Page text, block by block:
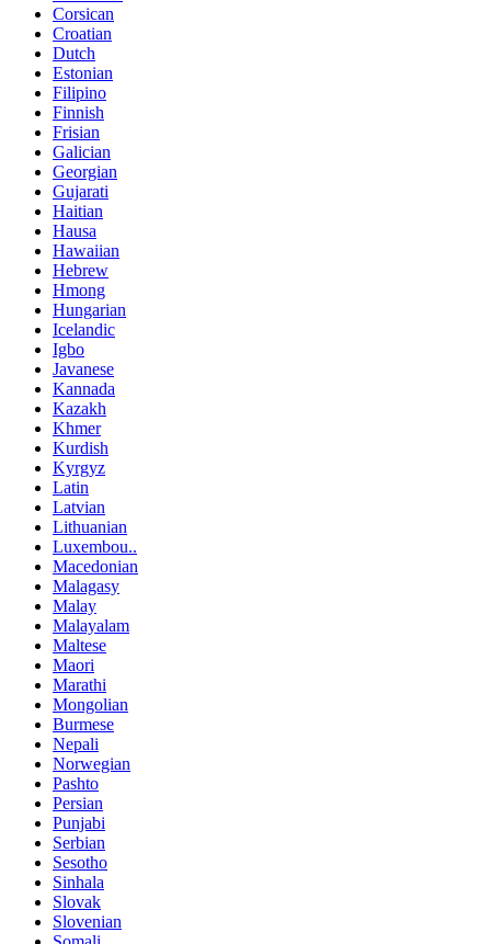
Corsican
Croatian
Dutch
Estonian
Filipino
Finnish
Frisian
Galician
Georgian
Gujarati
Haitian
Hausa
Hawaiian
Hebrew
Hmong
Hungarian
Icelandic
Igbo
Javanese
Kannada
Kazakh
Khmer
Kurdish
Kyrgyz
Latin
Latvian
Lithuanian
Luxembou..
Macedonian
Malagasy
Malay
Malayalam
Maltese
Maori
Marathi
Mongolian
Burmese
Nepali
Norwegian
Pashto
Persian
Punjabi
Serbian
Sesotho
Sinhala
Slovak
Slovenian